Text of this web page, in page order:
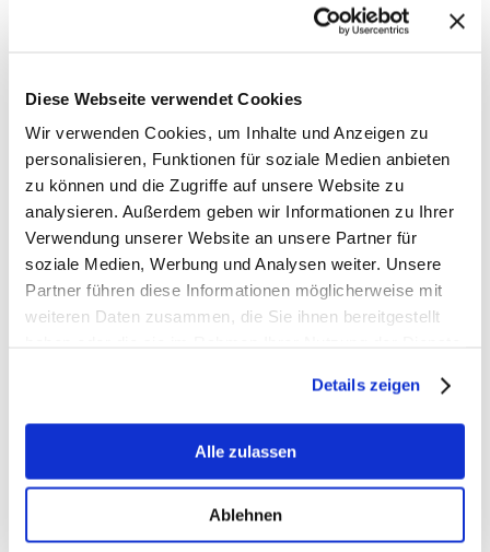
Diese Webseite verwendet Cookies
Wir verwenden Cookies, um Inhalte und Anzeigen zu
personalisieren, Funktionen für soziale Medien anbieten
zu können und die Zugriffe auf unsere Website zu
analysieren. Außerdem geben wir Informationen zu Ihrer
Verwendung unserer Website an unsere Partner für
soziale Medien, Werbung und Analysen weiter. Unsere
Partner führen diese Informationen möglicherweise mit
weiteren Daten zusammen, die Sie ihnen bereitgestellt
Details zeigen
Alle zulassen
Ablehnen
Das BfTG auf Twitter
Tweets by @BfTG_DE